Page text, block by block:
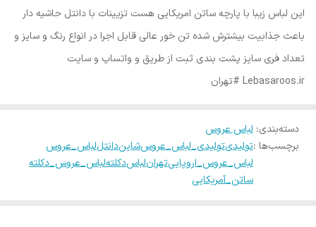
این لباس زیبا با پارچه ساتن امریکایی هست تزیینات با دانتل حاشیه دار
باعث جذابیت بیشترش شده تن خور عالی قابل اجرا در انواع رنگ و سایز و
تعداد فری سایز پشت بندی ثبت از طریق و واتساپ و سایت
Lebasaroos.ir ⁩#تهران⁩⁩ ⁩
دسته‌بندی: لباس عروس
برچسب‌ها :تولیدیتولیدی_لباس_عروسشایندانتللباس_عروس
لباس_عروس_اروپاییتهرانلباسدکلتهلباس_عروس_دکلته
ساتن_آمریکایی